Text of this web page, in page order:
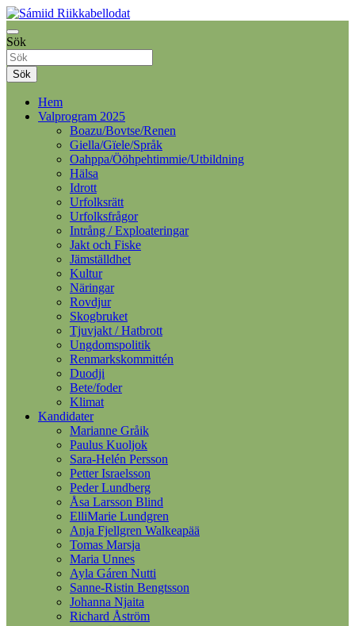
Hoppa
till
innehåll
Sámiid Riikkabellodat
Samelandspartiet
Sök
Sök
Hem
Valprogram 2025
Boazu/Bovtse/Renen
Giella/Gïele/Språk
Oahppa/Ööhpehtimmie/Utbildning
Hälsa
Idrott
Urfolksrätt
Urfolksfrågor
Intrång / Exploateringar
Jakt och Fiske
Jämställdhet
Kultur
Näringar
Rovdjur
Skogbruket
Tjuvjakt / Hatbrott
Ungdomspolitik
Renmarkskommittén
Duodji
Bete/foder
Klimat
Kandidater
Marianne Gråik
Paulus Kuoljok
Sara-Helén Persson
Petter Israelsson
Peder Lundberg
Åsa Larsson Blind
ElliMarie Lundgren
Anja Fjellgren Walkeapää
Tomas Marsja
Maria Unnes
Ayla Gáren Nutti
Sanne-Ristin Bengtsson
Johanna Njaita
Richard Åström